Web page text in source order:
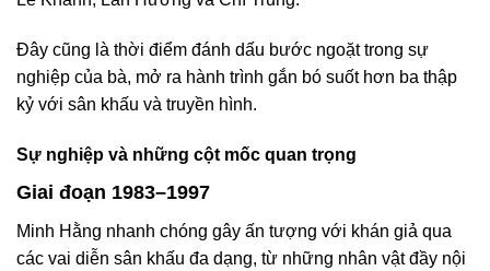
Đây cũng là thời điểm đánh dấu bước ngoặt trong sự
nghiệp của bà, mở ra hành trình gắn bó suốt hơn ba thập
kỷ với sân khấu và truyền hình.
Sự nghiệp và những cột mốc quan trọng
Giai đoạn 1983–1997
Minh Hằng nhanh chóng gây ấn tượng với khán giả qua
các vai diễn sân khấu đa dạng, từ những nhân vật đầy nội